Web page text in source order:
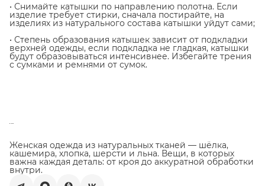
• Снимайте катышки по направлению полотна. Если
изделие требует стирки, сначала постирайте, на
изделиях из натурального состава катышки уйдут сами;
• Степень образования катышек зависит от подкладки
верхней одежды, если подкладка не гладкая, катышки
будут образовываться интенсивнее. Избегайте трения
с сумками и ремнями от сумок.
Женская одежда из натуральных тканей — шёлка,
кашемира, хлопка, шерсти и льна. Вещи, в которых
важна каждая деталь: от кроя до аккуратной обработки
внутри.